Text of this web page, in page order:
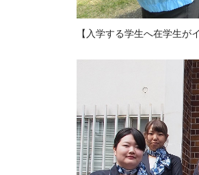
【入学する学生へ在学生が